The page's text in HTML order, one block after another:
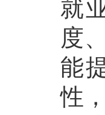
就
度
能
性